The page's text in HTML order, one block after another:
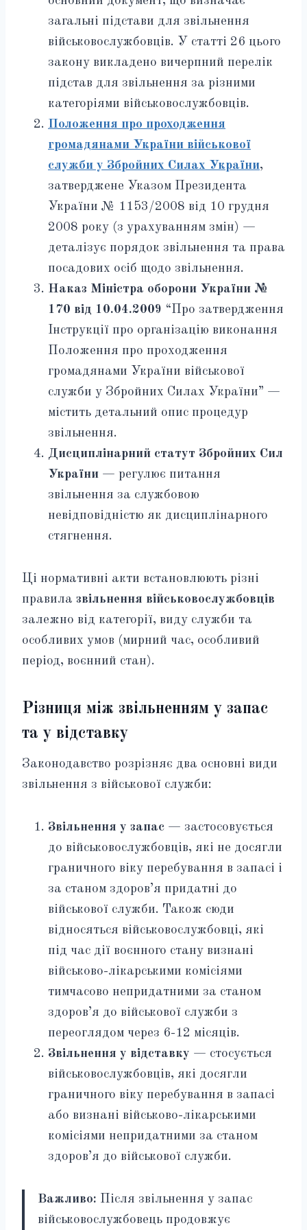
загальні підстави для звільнення
військовослужбовців. У статті 26 цього
закону викладено вичерпний перелік
підстав для звільнення за різними
категоріями військовослужбовців.
Положення про проходження
громадянами України військової
служби у Збройних Силах України,
затверджене Указом Президента
України № 1153/2008 від 10 грудня
2008 року (з урахуванням змін) —
деталізує порядок звільнення та права
посадових осіб щодо звільнення.
Наказ Міністра оборони України №
170 від 10.04.2009 “Про затвердження
Інструкції про організацію виконання
Положення про проходження
громадянами України військової
служби у Збройних Силах України” —
містить детальний опис процедур
звільнення.
Дисциплінарний статут Збройних Сил
України — регулює питання
звільнення за службовою
невідповідністю як дисциплінарного
стягнення.
Ці нормативні акти встановлюють різні
правила звільнення військовослужбовців
залежно від категорії, виду служби та
особливих умов (мирний час, особливий
період, воєнний стан).
Різниця між звільненням у запас
та у відставку
Законодавство розрізняє два основні види
звільнення з військової служби:
Звільнення у запас — застосовується
до військовослужбовців, які не досягли
граничного віку перебування в запасі і
за станом здоров’я придатні до
військової служби. Також сюди
відносяться військовослужбовці, які
під час дії воєнного стану визнані
військово-лікарськими комісіями
тимчасово непридатними за станом
здоров’я до військової служби з
переоглядом через 6-12 місяців.
Звільнення у відставку — стосується
військовослужбовців, які досягли
граничного віку перебування в запасі
або визнані військово-лікарськими
комісіями непридатними за станом
здоров’я до військової служби.
Важливо: Після звільнення у запас
військовослужбовець продовжує